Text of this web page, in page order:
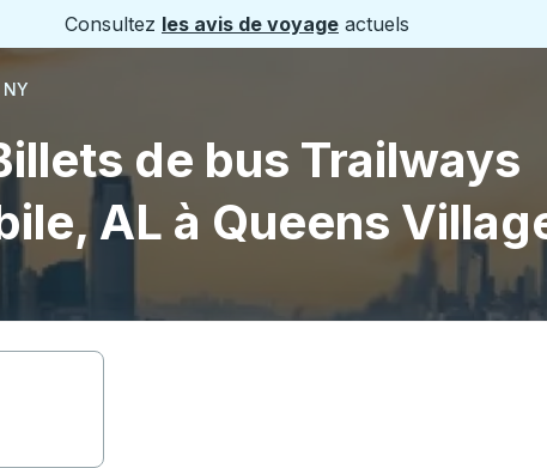
Consultez les avis de voyage actuels
de bus Trailways
AL à Queens